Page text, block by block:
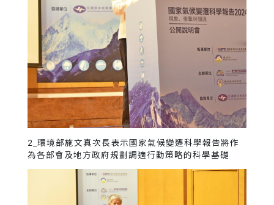
2_環境部施文真次長表示國家氣候變遷科學報告將作
為各部會及地方政府規劃調適行動策略的科學基礎